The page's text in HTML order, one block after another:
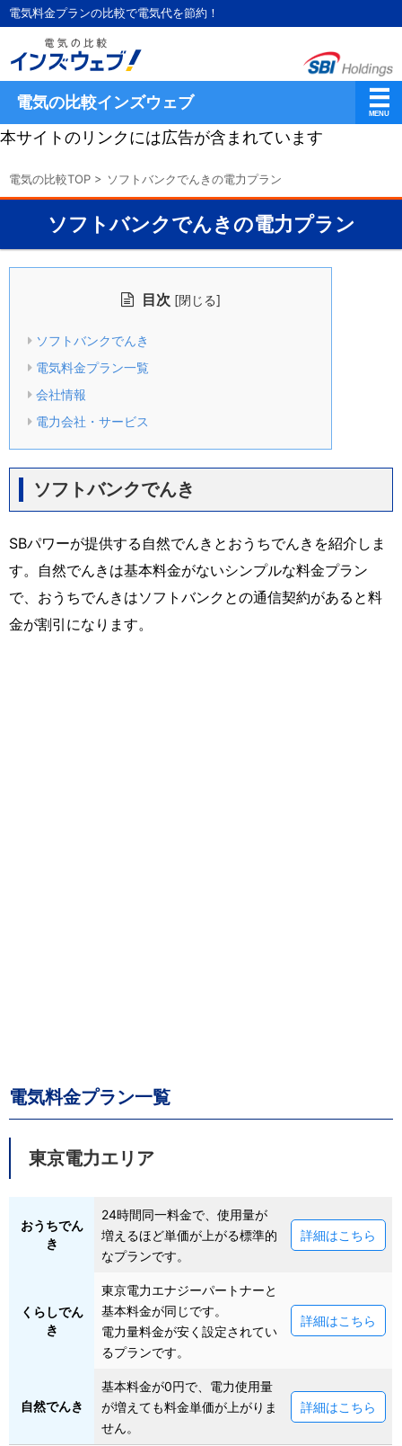
電気料金プランの比較で電気代を節約！
電気の比較インズウェブ
本サイトのリンクには広告が含まれています
電気の比較TOP > ソフトバンクでんきの電力プラン
ソフトバンクでんきの電力プラン
目次 [閉じる]
ソフトバンクでんき
電気料金プラン一覧
会社情報
電力会社・サービス
ソフトバンクでんき
SBパワーが提供する自然でんきとおうちでんきを紹介しま
す。自然でんきは基本料金がないシンプルな料金プラン
で、おうちでんきはソフトバンクとの通信契約があると料
金が割引になります。
電気料金プラン一覧
東京電力エリア
おうちでん
き
24時間同一料金で、使用量が
増えるほど単価が上がる標準的
なプランです。
詳細はこちら
くらしでん
き
東京電力エナジーパートナーと
基本料金が同じです。
電力量料金が安く設定されてい
るプランです。
詳細はこちら
自然でんき
基本料金が0円で、電力使用量
が増えても料金単価が上がりま
せん。
詳細はこちら